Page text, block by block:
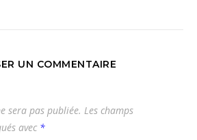
UN COMMENTAIRE
sera pas publiée. Les champs
avec *